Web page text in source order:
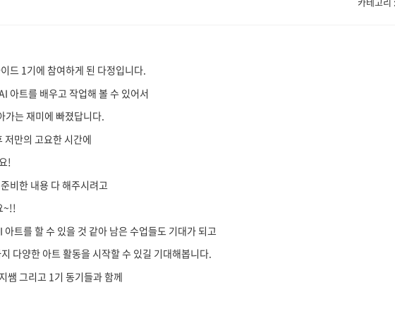
드 1기에 참여하게 된 다정입니다.
아트를 배우고 작업해 볼 수 있어서
가는 재미에 빠졌답니다.
저만의 고요한 시간에
!
비한 내용 다 해주시려고
~!!
트를 할 수 있을 것 같아 남은 수업들도 기대가 되고
다양한 아트 활동을 시작할 수 있길 기대해봅니다.
쌤 그리고 1기 동기들과 함께